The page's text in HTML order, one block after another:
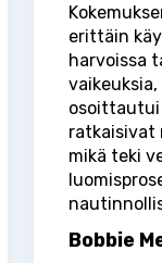
erittäin
harvoissa
osoittautui
ratkaisivat
mikä teki
Bobbie